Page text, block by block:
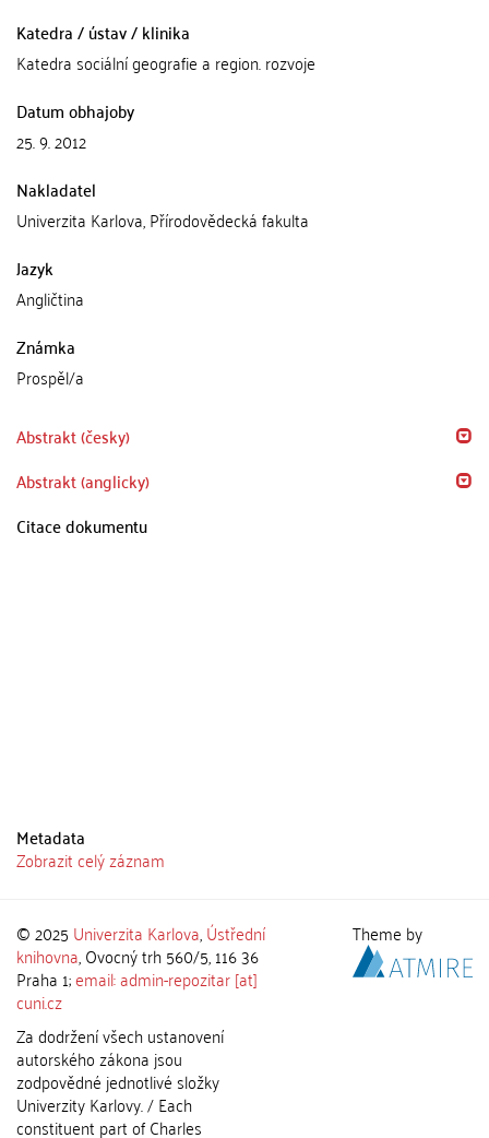
Katedra / ústav / klinika
Katedra sociální geografie a region. rozvoje
Datum obhajoby
25. 9. 2012
Nakladatel
Univerzita Karlova, Přírodovědecká fakulta
Jazyk
Angličtina
Známka
Prospěl/a
Abstrakt (česky)
Abstrakt (anglicky)
Citace dokumentu
Metadata
Zobrazit celý záznam
© 2025 Univerzita Karlova,Ústřední
knihovna, Ovocný trh 560/5, 116 36
Praha 1;email: admin-repozitar [at]
cuni.cz
Za dodržení všech ustanovení
autorského zákona jsou
zodpovědné jednotlivé složky
Univerzity Karlovy. / Each
constituent part of Charles
Theme by